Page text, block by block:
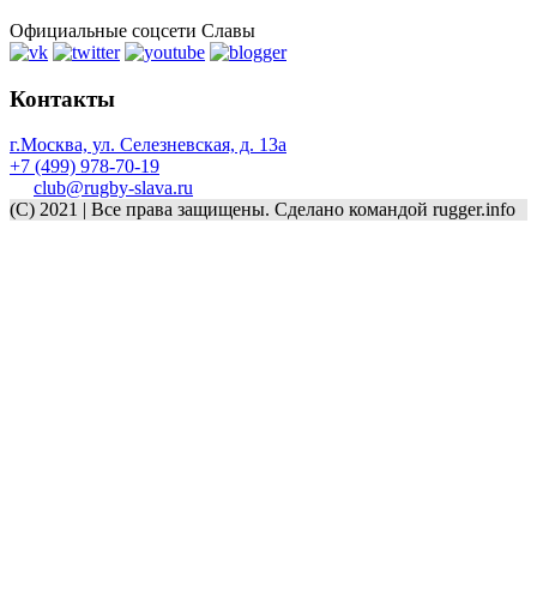
Официальные соцсети Славы
Контакты
г.Москва, ул. Селезневская, д. 13a
+7 (499) 978-70-19
club@rugby-slava.ru
(C) 2021 | Все права защищены. Сделано командой rugger.info